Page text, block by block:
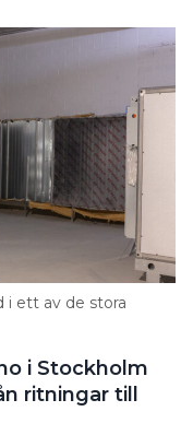
i ett av de stora
i Stockholm
ritningar till